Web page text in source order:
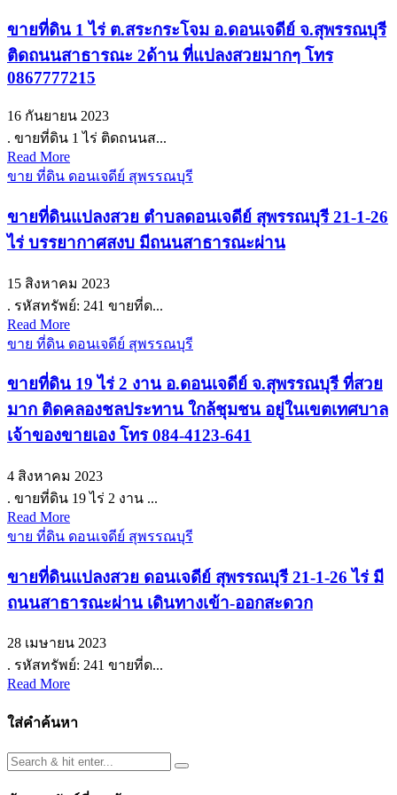
ขายที่ดิน 1 ไร่ ต.สระกระโจม อ.ดอนเจดีย์ จ.สุพรรณบุรี
ติดถนนสาธารณะ 2ด้าน ที่แปลงสวยมากๆ โทร
0867777215
16 กันยายน 2023
. ขายที่ดิน 1 ไร่ ติดถนนส...
Read More
ขาย ที่ดิน ดอนเจดีย์ สุพรรณบุรี
ขายที่ดินแปลงสวย ตำบลดอนเจดีย์ สุพรรณบุรี 21-1-26
ไร่ บรรยากาศสงบ มีถนนสาธารณะผ่าน
15 สิงหาคม 2023
. รหัสทรัพย์: 241 ขายที่ด...
Read More
ขาย ที่ดิน ดอนเจดีย์ สุพรรณบุรี
ขายที่ดิน 19 ไร่ 2 งาน อ.ดอนเจดีย์ จ.สุพรรณบุรี ที่สวย
มาก ติดคลองชลประทาน ใกล้ชุมชน อยู่ในเขตเทศบาล
เจ้าของขายเอง โทร 084-4123-641
4 สิงหาคม 2023
. ขายที่ดิน 19 ไร่ 2 งาน ...
Read More
ขาย ที่ดิน ดอนเจดีย์ สุพรรณบุรี
ขายที่ดินแปลงสวย ดอนเจดีย์ สุพรรณบุรี 21-1-26 ไร่ มี
ถนนสาธารณะผ่าน เดินทางเข้า-ออกสะดวก
28 เมษายน 2023
. รหัสทรัพย์: 241 ขายที่ด...
Read More
ใส่คำค้นหา